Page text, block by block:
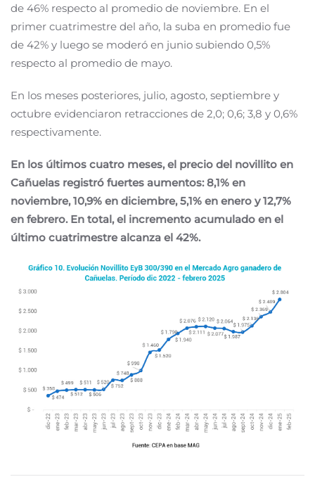
de 46% respecto al promedio de noviembre. En el
primer cuatrimestre del año, la suba en promedio fue
de 42% y luego se moderó en junio subiendo 0,5%
respecto al promedio de mayo.
En los meses posteriores, julio, agosto, septiembre y
octubre evidenciaron retracciones de 2,0; 0,6; 3,8 y 0,6%
respectivamente.
En los últimos cuatro meses, el precio del novillito en
Cañuelas registró fuertes aumentos: 8,1% en
noviembre, 10,9% en diciembre, 5,1% en enero y 12,7%
en febrero. En total, el incremento acumulado en el
último cuatrimestre alcanza el 42%.